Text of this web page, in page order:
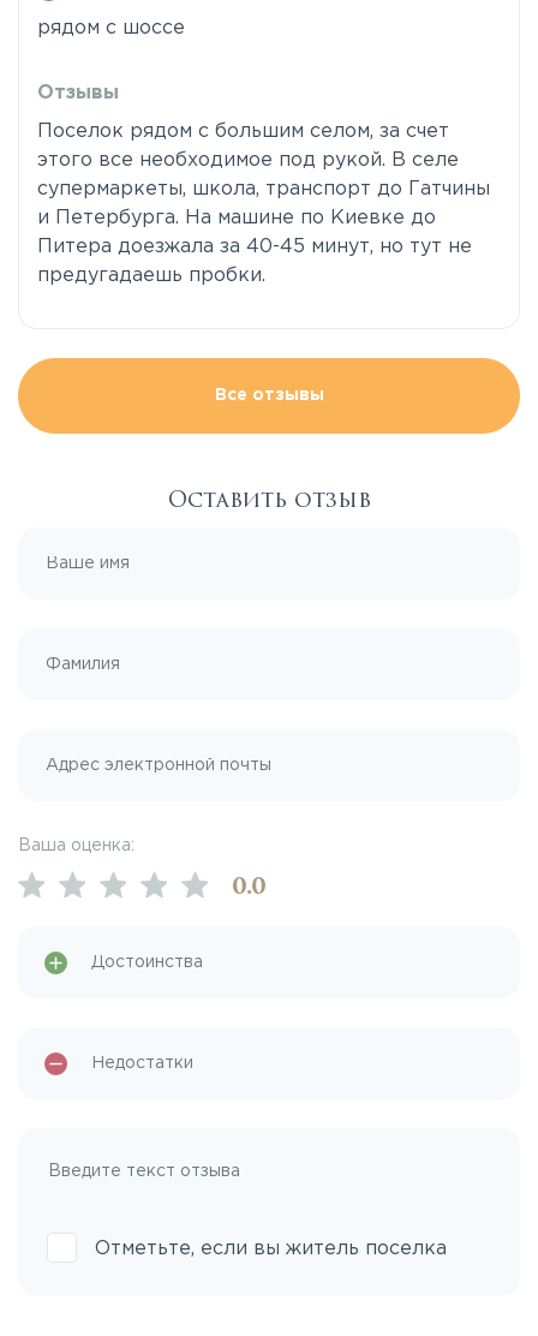
рядом с шоссе
Отзывы
Поселок рядом с большим селом, за счет
этого все необходимое под рукой. В селе
супермаркеты, школа, транспорт до Гатчины
и Петербурга. На машине по Киевке до
Питера доезжала за 40-45 минут, но тут не
предугадаешь пробки.
Все отзывы
Оставить отзыв
Ваша оценка:
0.0
Отметьте, если вы житель поселка